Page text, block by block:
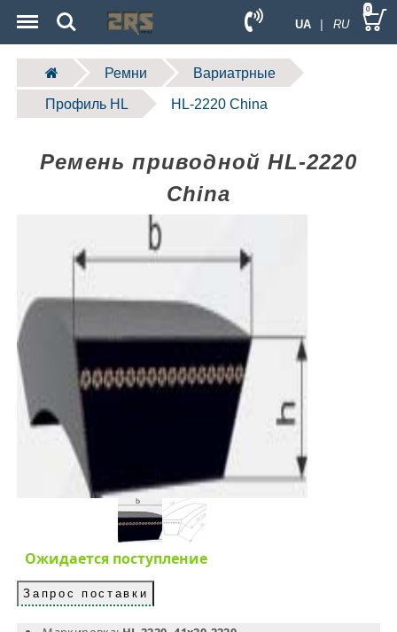
UA | RU
Search 0
Ремни Вариатрные
Профиль HL HL-2220 China
Ремень приводной HL-2220
China
Ожидается поступление
Запрос поставки